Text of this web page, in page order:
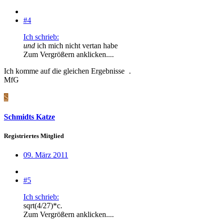
#4
Ich schrieb:
und ich mich nicht vertan habe
Zum Vergrößern anklicken....
Ich komme auf die gleichen Ergebnisse .
MfG
S
Schmidts Katze
Registriertes Mitglied
09. März 2011
#5
Ich schrieb:
sqrt(4/27)*c.
Zum Vergrößern anklicken....